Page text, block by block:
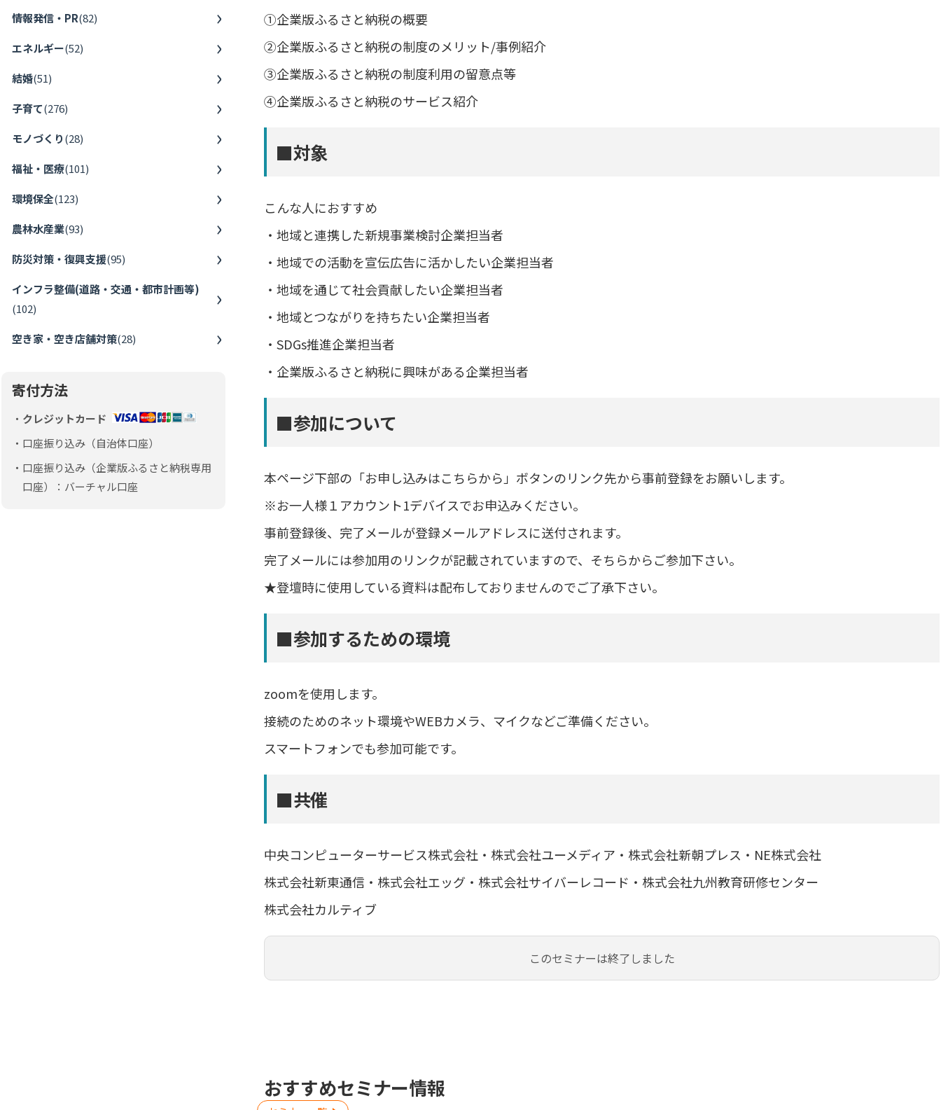
情報発信・PR(82)
エネルギー(52)
結婚(51)
子育て(276)
モノづくり(28)
福祉・医療(101)
環境保全(123)
農林水産業(93)
防災対策・復興支援(95)
インフラ整備(道路・交通・都市計画等)
(102)
空き家・空き店舗対策(28)
寄付方法
クレジットカード
口座振り込み（自治体口座）
口座振り込み（企業版ふるさと納税専用
口座）：バーチャル口座
①企業版ふるさと納税の概要
②企業版ふるさと納税の制度のメリット/事例紹介
③企業版ふるさと納税の制度利用の留意点等
④企業版ふるさと納税のサービス紹介
■対象
こんな人におすすめ
・地域と連携した新規事業検討企業担当者
・地域での活動を宣伝広告に活かしたい企業担当者
・地域を通じて社会貢献したい企業担当者
・地域とつながりを持ちたい企業担当者
・SDGs推進企業担当者
・企業版ふるさと納税に興味がある企業担当者
■参加について
本ページ下部の「お申し込みはこちらから」ボタンのリンク先から事前登録をお願いします。
※お一人様１アカウント1デバイスでお申込みください。
事前登録後、完了メールが登録メールアドレスに送付されます。
完了メールには参加用のリンクが記載されていますので、そちらからご参加下さい。
★登壇時に使用している資料は配布しておりませんのでご了承下さい。
■参加するための環境
zoomを使用します。
接続のためのネット環境やWEBカメラ、マイクなどご準備ください。
スマートフォンでも参加可能です。
■共催
中央コンピューターサービス株式会社・株式会社ユーメディア・株式会社新朝プレス・NE株式会社
株式会社新東通信・株式会社エッグ・株式会社サイバーレコード・株式会社九州教育研修センター
株式会社カルティブ
このセミナーは終了しました
おすすめセミナー情報